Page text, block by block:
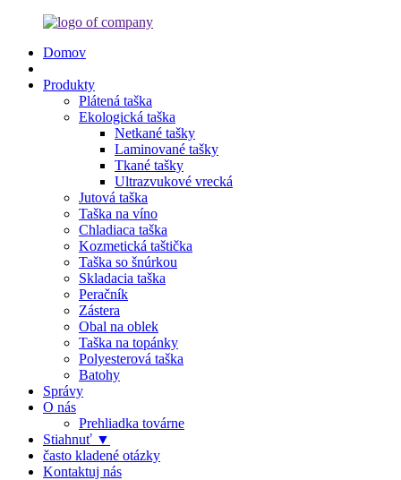
Domov
Produkty
Plátená taška
Ekologická taška
Netkané tašky
Laminované tašky
Tkané tašky
Ultrazvukové vrecká
Jutová taška
Taška na víno
Chladiaca taška
Kozmetická taštička
Taška so šnúrkou
Skladacia taška
Peračník
Zástera
Obal na oblek
Taška na topánky
Polyesterová taška
Batohy
Správy
O nás
Prehliadka továrne
Stiahnuť ▼
často kladené otázky
Kontaktuj nás